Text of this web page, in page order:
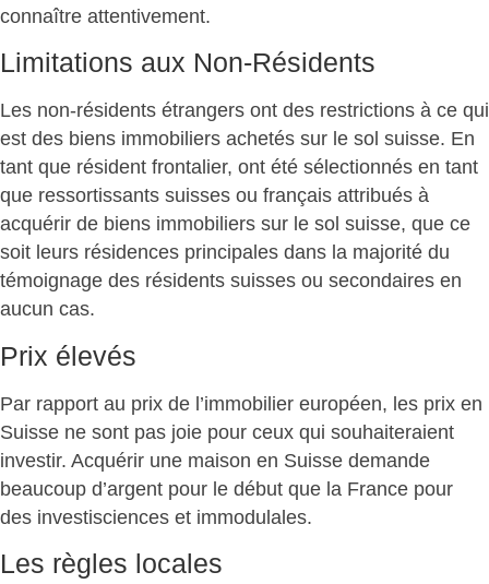
connaître attentivement.
Limitations aux Non-Résidents
Les non-résidents étrangers ont des restrictions à ce qui
est des biens immobiliers achetés sur le sol suisse. En
tant que résident frontalier, ont été sélectionnés en tant
que ressortissants suisses ou français attribués à
acquérir de biens immobiliers sur le sol suisse, que ce
soit leurs résidences principales dans la majorité du
témoignage des résidents suisses ou secondaires en
aucun cas.
Prix élevés
Par rapport au prix de l’immobilier européen, les prix en
Suisse ne sont pas joie pour ceux qui souhaiteraient
investir. Acquérir une maison en Suisse demande
beaucoup d’argent pour le début que la France pour
des investisciences et immodulales.
Les règles locales